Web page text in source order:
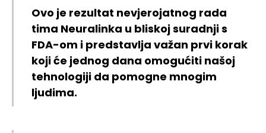
Ovo je rezultat nevjerojatnog rada
tima Neuralinka u bliskoj suradnji s
FDA-om i predstavlja važan prvi korak
koji će jednog dana omogućiti našoj
tehnologiji da pomogne mnogim
ljudima.